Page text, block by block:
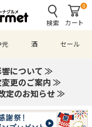
検索
0
カート
元 酒 セール
響について ≫
変更のご案内 ≫
定のお知らせ ≫